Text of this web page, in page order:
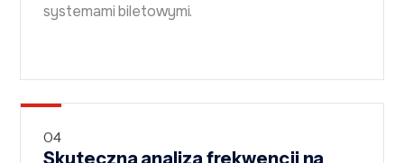
systemami biletowymi.
04
Skuteczna analiza frekwencji na